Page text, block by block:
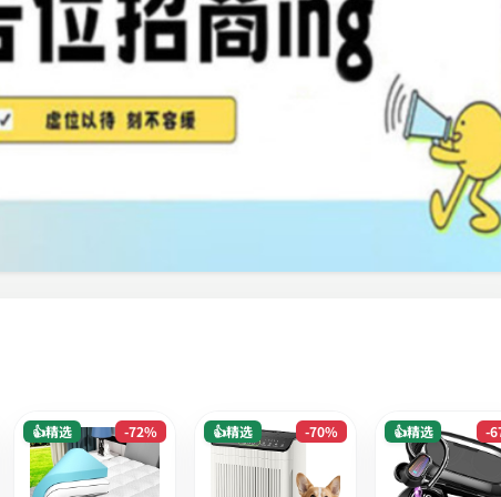
-72%
👍精选 -70%
👍精选 -
👍精选